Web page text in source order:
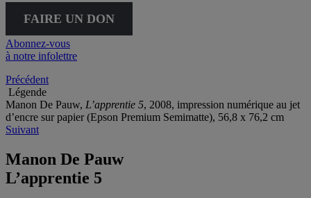
FAIRE UN DON
Abonnez-vous
à notre infolettre
Précédent
Légende
Manon De Pauw, L’apprentie 5, 2008, impression numérique au jet
d’encre sur papier (Epson Premium Semimatte), 56,8 x 76,2 cm
Suivant
Manon De Pauw
L’apprentie 5